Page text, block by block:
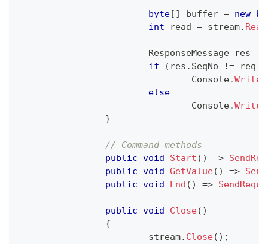
byte[ ] buffer = new
int read = stream. Read
ResponseMessage res =
if
( res . SeqNo != req .
				Console
.
else
				Console
.
}
// Command methods
public void Start ( ) =>
public void GetValue( ) =>
public void End ( ) =>
public void Close( )
{
			stream
. Close( ) ;